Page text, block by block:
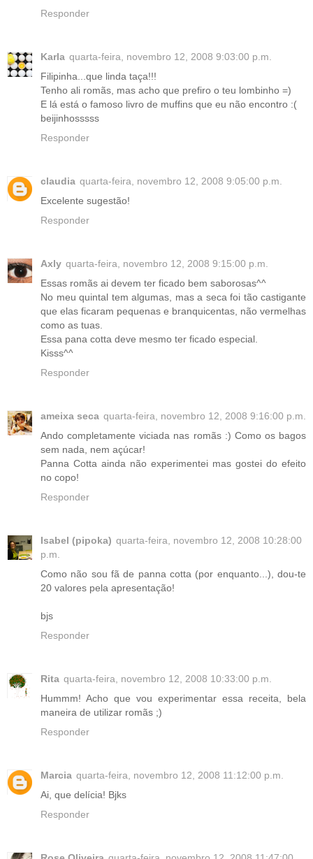
Responder
Karla quarta-feira, novembro 12, 2008 9:03:00 p.m.
Filipinha...que linda taça!!!
Tenho ali romãs, mas acho que prefiro o teu lombinho =)
E lá está o famoso livro de muffins que eu não encontro :(
beijinhosssss
Responder
claudia quarta-feira, novembro 12, 2008 9:05:00 p.m.
Excelente sugestão!
Responder
Axly quarta-feira, novembro 12, 2008 9:15:00 p.m.
Essas romãs ai devem ter ficado bem saborosas^^
No meu quintal tem algumas, mas a seca foi tão castigante
que elas ficaram pequenas e branquicentas, não vermelhas
como as tuas.
Essa pana cotta deve mesmo ter ficado especial.
Kisss^^
Responder
ameixa seca quarta-feira, novembro 12, 2008 9:16:00 p.m.
Ando completamente viciada nas romãs :) Como os bagos
sem nada, nem açúcar!
Panna Cotta ainda não experimentei mas gostei do efeito
no copo!
Responder
Isabel (pipoka) quarta-feira, novembro 12, 2008 10:28:00
p.m.
Como não sou fã de panna cotta (por enquanto...), dou-te
20 valores pela apresentação!
bjs
Responder
Rita quarta-feira, novembro 12, 2008 10:33:00 p.m.
Hummm! Acho que vou experimentar essa receita, bela
maneira de utilizar romãs ;)
Responder
Marcia quarta-feira, novembro 12, 2008 11:12:00 p.m.
Ai, que delícia! Bjks
Responder